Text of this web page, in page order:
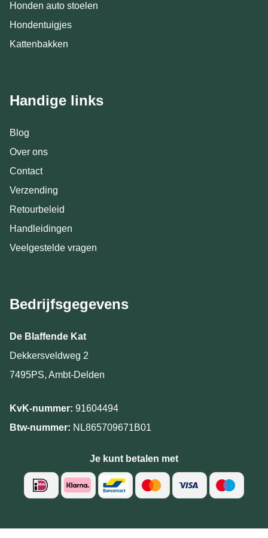
Honden auto stoelen
Hondentuigjes
Kattenbakken
Handige links
Blog
Over ons
Contact
Verzending
Retourbeleid
Handleidingen
Veelgestelde vragen
Bedrijfsgegevens
De Blaffende Kat
Dekkersveldweg 2
7495PS, Ambt-Delden
KvK-nummer: 91604494
Btw-nummer: NL865709671B01
Je kunt betalen met